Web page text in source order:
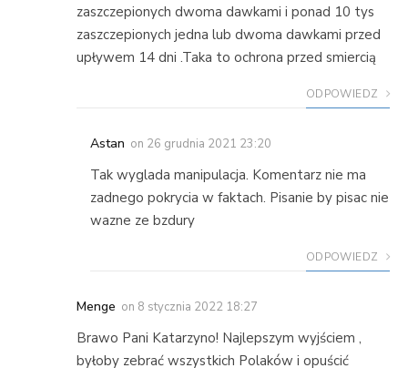
zaszczepionych dwoma dawkami i ponad 10 tys
zaszczepionych jedna lub dwoma dawkami przed
upływem 14 dni .Taka to ochrona przed smiercią
ODPOWIEDZ
Astan on 26 grudnia 2021 23:20
Tak wyglada manipulacja. Komentarz nie ma
zadnego pokrycia w faktach. Pisanie by pisac nie
wazne ze bzdury
ODPOWIEDZ
Menge on 8 stycznia 2022 18:27
Brawo Pani Katarzyno! Najlepszym wyjściem ,
byłoby zebrać wszystkich Polaków i opuścić